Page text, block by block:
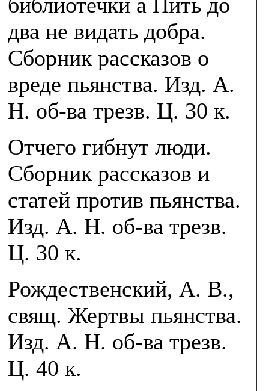
два не видать добра.
Сборник рассказов о
вреде пьянства. Изд. А.
Н. об-ва трезв. Ц. 30 к.
Отчего гибнут люди.
Сборник рассказов и
статей против пьянства.
Изд. А. Н. об-ва трезв.
Ц. 30 к.
Рождественский, А. В.,
свящ. Жертвы пьянства.
Изд. А. Н. об-ва трезв.
Ц. 40 к.